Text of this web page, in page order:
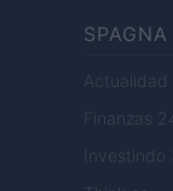
Actualidad
Finanzas
Investindo